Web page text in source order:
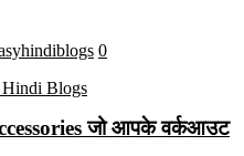
0
जो आपके वर्कआउट